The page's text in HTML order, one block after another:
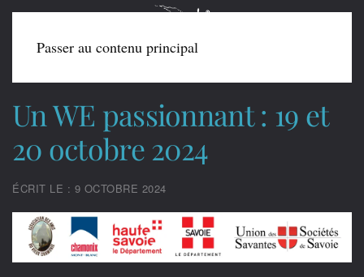
Passer au contenu principal
Un WE passionnant : 19 et
20 octobre 2024
ÉCRIT LE : 9 OCTOBRE 2024